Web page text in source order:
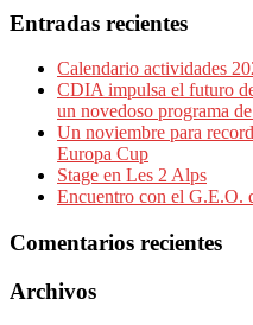
Entradas recientes
Calendario actividades
CDIA impulsa el futuro
un novedoso programa
Un noviembre para
Europa Cup
Stage en Les 2 Alps
Encuentro con el G.E.O.
Comentarios recientes
Archivos